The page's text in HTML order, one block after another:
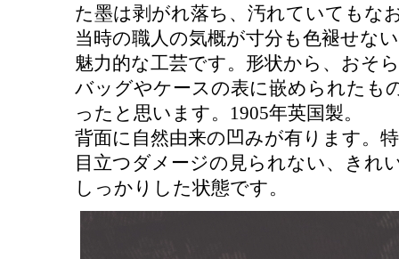
た墨は剥がれ落ち、汚れていてもな
当時の職人の気概が寸分も色褪せな
魅力的な工芸です。形状から、おそ
バッグやケースの表に嵌められたも
ったと思います。1905年英国製。
背面に自然由来の凹みが有ります。
目立つダメージの見られない、きれ
しっかりした状態です。